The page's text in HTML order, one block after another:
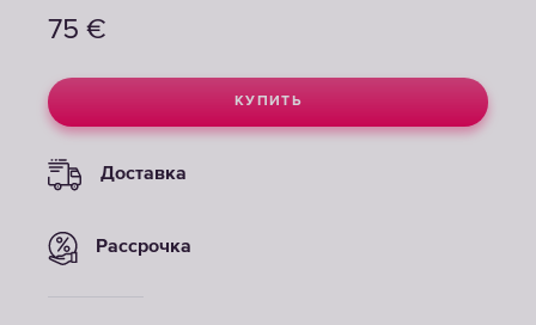
75 €
КУПИТЬ
Доставка
Рассрочка